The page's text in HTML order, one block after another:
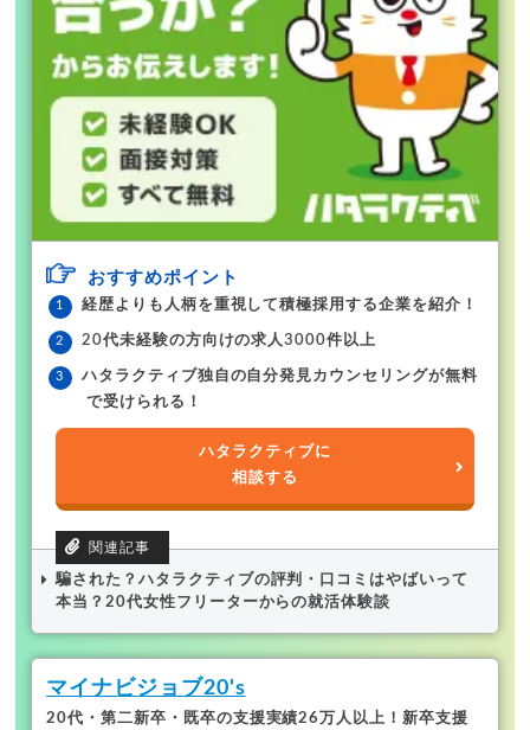
おすすめポイント
経歴よりも人柄を重視して積極採用する企業を紹介！
20代未経験の方向けの求人3000件以上
ハタラクティブ独自の自分発見カウンセリングが無料
で受けられる！
ハタラクティブに
相談する
騙された？ハタラクティブの評判・口コミはやばいって
本当？20代女性フリーターからの就活体験談
マイナビジョブ20's
20代・第二新卒・既卒の支援実績26万人以上！新卒支援